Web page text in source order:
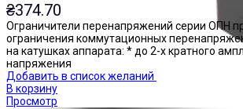
₴374.70
Ограничители перенапряжений серии ОПН
ограничения коммутационных
на катушках аппарата: * до 2-х кратного
напряжения
Добавить в список желаний
В корзину
Просмотр